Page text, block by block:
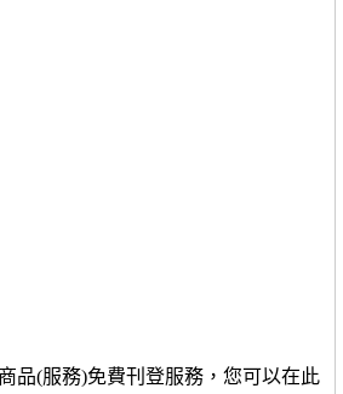
品(服務)免費刊登服務，您可以在此